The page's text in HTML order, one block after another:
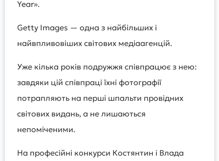
Year».
Getty Images — одна з найбільших і
найвпливовіших світових медіаагенцій.
Уже кілька років подружжя співпрацює з нею:
завдяки цій співпраці їхні фотографії
потрапляють на перші шпальти провідних
світових видань, а не лишаються
непоміченими.
На професійні конкурси Костянтин і Влада